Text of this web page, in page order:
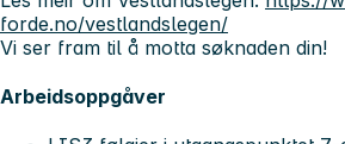
forde.no/vestlandslegen/
Vi ser fram til å motta søknaden din!
Arbeidsoppgåver